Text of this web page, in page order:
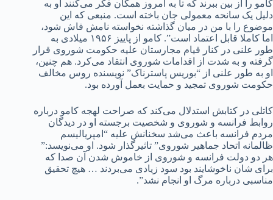
کامو را از بین ببرند که تا به امروز همگان فکر می‌کنند او به
دلیل یک سانحه معمولی جان باخته است. منبعی که این
موضوع را با من در میان گذاشته نخواسته نامش فاش شود،
اما کاملا قابل اعتماد است”. کامو از پاییز ۱۹۵۶ میلادی به
طور علنی در کنار قیام مجارستان علیه حکومت شوروی قرار
گرفته و به شدت از اقدامات شوروی انتقاد می‌کرد. هم چنین،
او به طور علنی از “بوریس پاسترناک” نویسنده روس مخالف
حکومت شوروی تمجید و حمایت بعمل آورده بود.
کاتلی در کتابش استدلال می‌کند که صراحت لهجه کامو درباره
روابط فرانسه و شوروی و شخصیت برجسته او در دیدگان
مردم فرانسه باعث می‌شد سخنانش علیه “امپریالیسم
ظالمانه اتحاد جماهیر شوروی” تاثیرگذار شود. او می‌نویسد:”
هر دو دولت فرانسه و شوروی از خاموش شدن آن صدا که
برای شان ناخوشایند بود سود زیادی می‌بردند … هیچ تحقیق
مناسبی درباره مرگ او انجام نشد”.